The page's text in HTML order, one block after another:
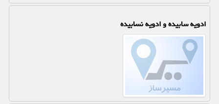
ادویه سابیده و ادویه نسابیده